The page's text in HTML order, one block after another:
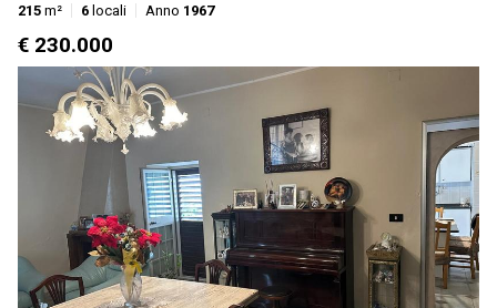
215 m² 6 locali Anno 1967
€ 230.000